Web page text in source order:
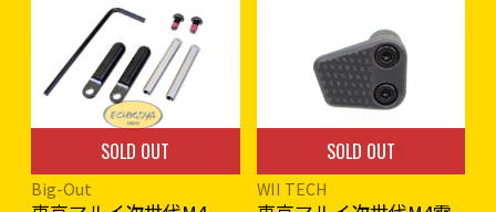
SOLD OUT
Big-Out
SOLD OUT
WII TECH